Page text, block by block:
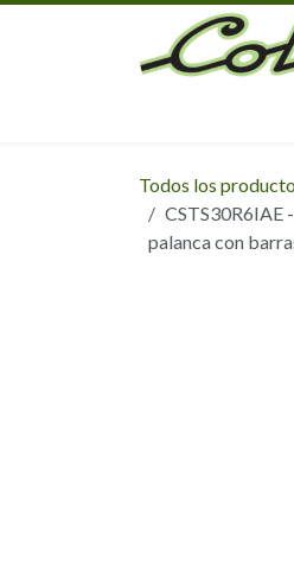
Ir al contenido
Todos los
CSTS30R6IAE
palanca con